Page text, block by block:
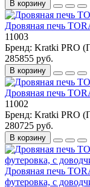
В корзину
Дровяная печь
11003
Бренд: Kratki PRO
285855 руб.
В корзину
Дровяная печь
11002
Бренд: Kratki PRO
280725 руб.
В корзину
Дровяная печь
футеровка, с